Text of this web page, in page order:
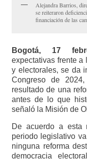
Alejandra Barrios,
se reiteraron
financiación de las
Bogotá, 17
expectativas frente a
y electorales, se da
Congreso de
resultado de una
antes de lo que
señaló la Misión de
De acuerdo a esta
periodo legislativo
ninguna reforma
democracia